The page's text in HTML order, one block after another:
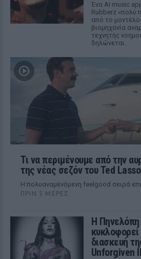
Ένα AI music
Rubberz «πολύ
από το μοντέλο
βιομηχανία
τεχνητής
δηλώνεται.
Τι να περιμένουμε από την
της νέας σεζόν του Ted Lasso
Η πολυαναμενόμενη feelgood σειρά
ΠΡΙΝ 5 ΜΈΡΕΣ
Η
διασκευή
Unforgiven